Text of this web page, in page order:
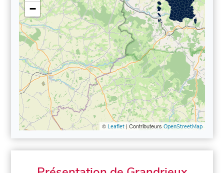
−
© Leaflet| Contributeurs OpenStreetMap